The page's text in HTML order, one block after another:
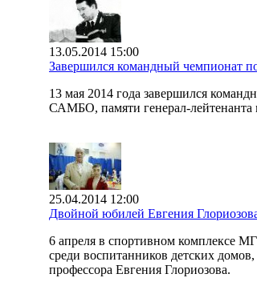
13.05.2014 15:00
Завершился командный чемпионат
13 мая 2014 года завершился
САМБО, памяти генерал-
25.04.2014 12:00
Двойной юбилей Евгения
6 апреля в спортивном комплексе
среди воспитанников детских
профессора Евгения Глориозова.